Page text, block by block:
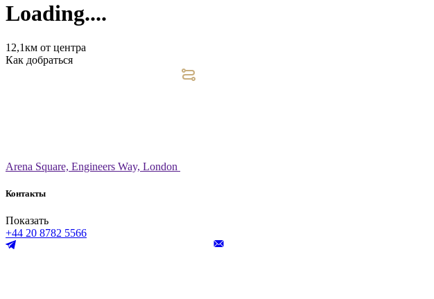
Loading....
12,1км от центра
Как добраться
Arena Square, Engineers Way, London
Контакты
Показать
+44 20 8782 5566